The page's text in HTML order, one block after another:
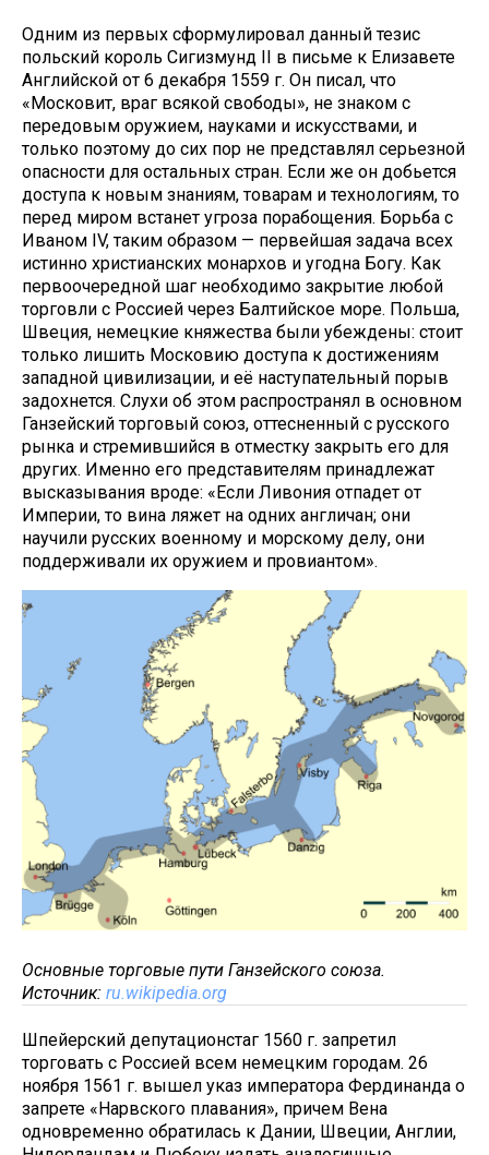
Одним из первых сформулировал данный тезис
польский король Сигизмунд II в письме к Елизавете
Английской от 6 декабря 1559 г. Он писал, что
«Московит, враг всякой свободы», не знаком с
передовым оружием, науками и искусствами, и
только поэтому до сих пор не представлял серьезной
опасности для остальных стран. Если же он добьется
доступа к новым знаниям, товарам и технологиям, то
перед миром встанет угроза порабощения. Борьба с
Иваном IV, таким образом — первейшая задача всех
истинно христианских монархов и угодна Богу. Как
первоочередной шаг необходимо закрытие любой
торговли с Россией через Балтийское море. Польша,
Швеция, немецкие княжества были убеждены: стоит
только лишить Московию доступа к достижениям
западной цивилизации, и её наступательный порыв
задохнется. Слухи об этом распространял в основном
Ганзейский торговый союз, оттесненный с русского
рынка и стремившийся в отместку закрыть его для
других. Именно его представителям принадлежат
высказывания вроде: «Если Ливония отпадет от
Империи, то вина ляжет на одних англичан; они
научили русских военному и морскому делу, они
поддерживали их оружием и провиантом».
Основные торговые пути Ганзейского союза.
Источник: ru.wikipedia.org
Шпейерский депутационстаг 1560 г. запретил
торговать с Россией всем немецким городам. 26
ноября 1561 г. вышел указ императора Фердинанда о
запрете «Нарвского плавания», причем Вена
одновременно обратилась к Дании, Швеции, Англии,